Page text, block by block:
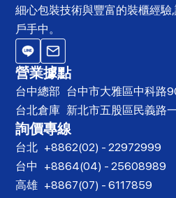
細心包裝技術與豐富的裝櫃經
戶手中。
營業據點
台中總部 台中市大雅區中科路
台北倉庫 新北市五股區民義路
詢價專線
台北 +8862(02) - 22972999
台中 +8864(04) - 25608989
高雄 +8867(07) - 6117859